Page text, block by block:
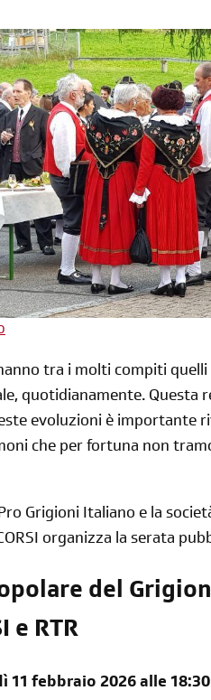
iscriviti subito
tra i molti compiti
quotidianamente. Questa
evoluzioni è importante
che per fortuna non
Grigioni Italiano e la
organizza la serata
del
e RTR
11 febbraio 2026 alle 18:30